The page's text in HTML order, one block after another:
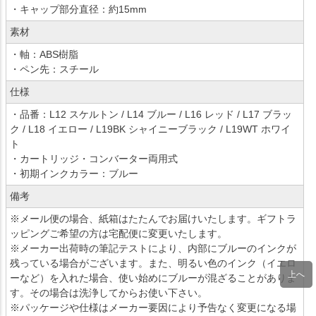
・キャップ部分直径：約15mm
素材
・軸：ABS樹脂
・ペン先：スチール
仕様
・品番：L12 スケルトン / L14 ブルー / L16 レッド / L17 ブラッ
ク / L18 イエロー / L19BK シャイニーブラック / L19WT ホワイ
ト
・カートリッジ・コンバーター両用式
・初期インクカラー：ブルー
備考
※メール便の場合、紙箱はたたんでお届けいたします。ギフトラ
ッピングご希望の方は宅配便に変更いたします。
※メーカー出荷時の筆記テストにより、内部にブルーのインクが
残っている場合がございます。また、明るい色のインク（イエロ
ーなど）を入れた場合、使い始めにブルーが混ざることがありま
す。その場合は洗浄してからお使い下さい。
※パッケージや仕様はメーカー要因により予告なく変更になる場